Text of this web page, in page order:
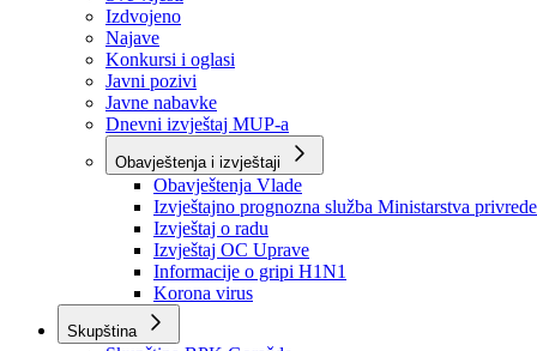
Aktuelno
Sve vijesti
Izdvojeno
Najave
Konkursi i oglasi
Javni pozivi
Javne nabavke
Dnevni izvještaj MUP-a
Obavještenja i izvještaji
Obavještenja Vlade
Izvještajno prognozna služba Ministarstva privrede
Izvještaj o radu
Izvještaj OC Uprave
Informacije o gripi H1N1